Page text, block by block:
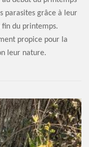
parasites grâce à leur
fin du printemps.
propice pour la
leur nature.